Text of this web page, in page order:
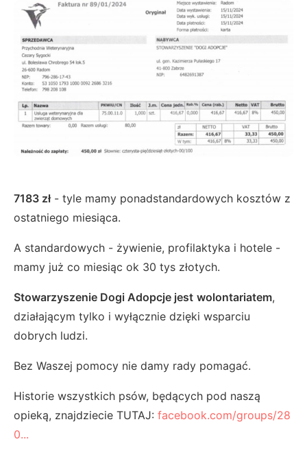
7183 zł- tyle mamy ponadstandardowych kosztów z
ostatniego miesiąca.
A standardowych - żywienie, profilaktyka i hotele -
mamy już co miesiąc ok 30 tys złotych.
Stowarzyszenie Dogi Adopcje jest wolontariatem,
działającym tylko i wyłącznie dzięki wsparciu
dobrych ludzi.
Bez Waszej pomocy nie damy rady pomagać.
Historie wszystkich psów, będących pod naszą
opieką, znajdziecie TUTAJ: facebook.com/groups/28
0...